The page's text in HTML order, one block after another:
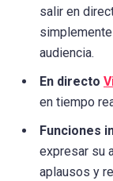
salir en
audiencia.
En directo
en tiempo
Funciones
expresar su
aplausos y